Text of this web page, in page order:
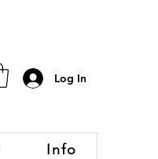
Log In
Info